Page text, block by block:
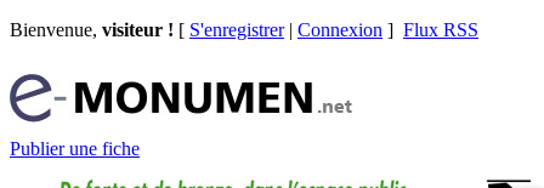
Bienvenue, visiteur ! [ S'enregistrer| Connexion ] Flux RSS
Publier une fiche